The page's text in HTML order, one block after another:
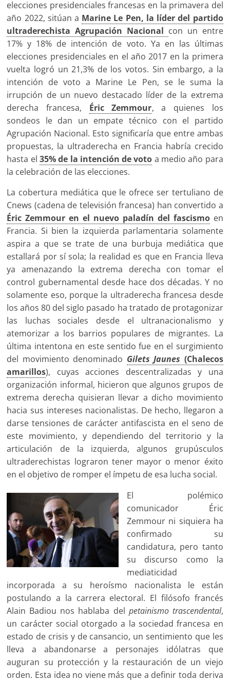
elecciones presidenciales francesas en la primavera del
año 2022, sitúan a Marine Le Pen, la líder del partido
ultraderechista Agrupación Nacional con un entre
17% y 18% de intención de voto. Ya en las últimas
elecciones presidenciales en el año 2017 en la primera
vuelta logró un 21,3% de los votos. Sin embargo, a la
intención de voto a Marine Le Pen, se le suma la
irrupción de un nuevo destacado líder de la extrema
derecha francesa, Éric Zemmour, a quienes los
sondeos le dan un empate técnico con el partido
Agrupación Nacional. Esto significaría que entre ambas
propuestas, la ultraderecha en Francia habría crecido
hasta el35% de la intención de voto a medio año para
la celebración de las elecciones.
La cobertura mediática que le ofrece ser tertuliano de
Cnews (cadena de televisión francesa) han convertido a
Éric Zemmour en el nuevo paladín del fascismoen
Francia. Si bien la izquierda parlamentaria solamente
aspira a que se trate de una burbuja mediática que
estallará por sí sola; la realidad es que en Francia lleva
ya amenazando la extrema derecha con tomar el
control gubernamental desde hace dos décadas. Y no
solamente eso, porque la ultraderecha francesa desde
los años 80 del siglo pasado ha tratado de protagonizar
las luchas sociales desde el ultranacionalismo y
atemorizar a los barrios populares de migrantes. La
última intentona en este sentido fue en el surgimiento
del movimiento denominado Gilets Jaunes (Chalecos
amarillos), cuyas acciones descentralizadas y una
organización informal, hicieron que algunos grupos de
extrema derecha quisieran llevar a dicho movimiento
hacia sus intereses nacionalistas. De hecho, llegaron a
darse tensiones de carácter antifascista en el seno de
este movimiento, y dependiendo del territorio y la
articulación de la izquierda, algunos grupúsculos
ultraderechistas lograron tener mayor o menor éxito
en el objetivo de romper el ímpetu de esa lucha social.
El polémico
comunicador Éric
Zemmour ni siquiera ha
confirmado su
candidatura, pero tanto
su discurso como la
mediaticidad
incorporada a su heroísmo nacionalista le están
postulando a la carrera electoral. El filósofo francés
Alain Badiou nos hablaba del petainismo trascendental,
un carácter social otorgado a la sociedad francesa en
estado de crisis y de cansancio, un sentimiento que les
lleva a abandonarse a personajes idólatras que
auguran su protección y la restauración de un viejo
orden. Esta idea no viene más que a definir toda deriva